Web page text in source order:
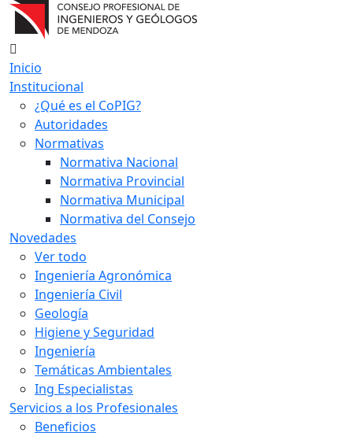
Inicio
Institucional
¿Qué es el CoPIG?
Autoridades
Normativas
Normativa Nacional
Normativa Provincial
Normativa Municipal
Normativa del Consejo
Novedades
Ver todo
Ingeniería Agronómica
Ingeniería Civil
Geología
Higiene y Seguridad
Ingeniería
Temáticas Ambientales
Ing Especialistas
Servicios a los Profesionales
Beneficios